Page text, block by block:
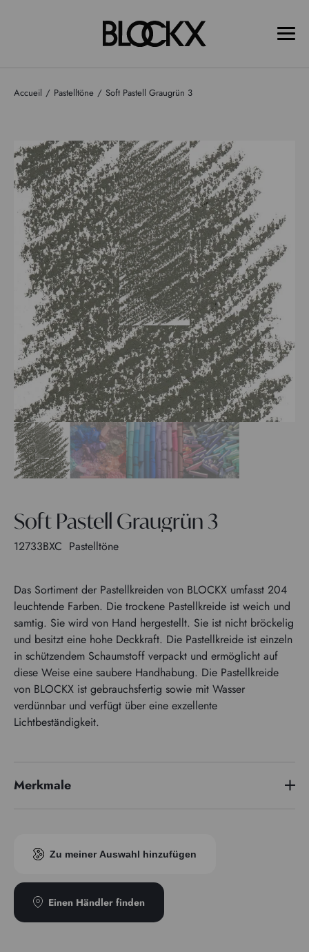
Accueil Pastelltöne Soft Pastell Graugrün 3
Soft Pastell Graugrün 3
12733BXC Pastelltöne
Das Sortiment der Pastellkreiden von BLOCKX umfasst 204
leuchtende Farben. Die trockene Pastellkreide ist weich und
samtig. Sie wird von Hand hergestellt. Sie ist nicht bröckelig
und besitzt eine hohe Deckkraft. Die Pastellkreide ist einzeln
in schützendem Schaumstoff verpackt und ermöglicht auf
diese Weise eine saubere Handhabung. Die Pastellkreide
von BLOCKX ist gebrauchsfertig sowie mit Wasser
verdünnbar und verfügt über eine exzellente
Lichtbeständigkeit.
Merkmale
Zu meiner Auswahl hinzufügen
Einen Händler finden